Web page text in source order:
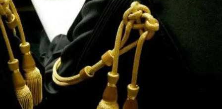
SPORT
CULTURA
AMBIENTE
Streaming
LAC TV
LAC NETWORK